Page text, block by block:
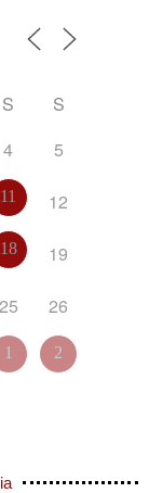
S
S
4 5
11 12
18 19
25 26
1 2